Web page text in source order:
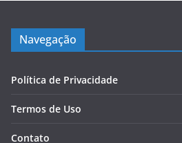
Navegação
Política de Privacidade
Termos de Uso
Contato